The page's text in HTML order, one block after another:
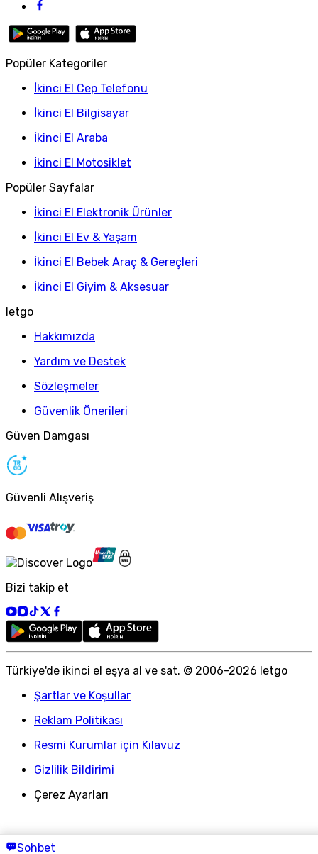
Sohbet
Popüler Kategoriler
İkinci El Cep Telefonu
İkinci El Bilgisayar
İkinci El Araba
İkinci El Motosiklet
Popüler Sayfalar
İkinci El Elektronik Ürünler
İkinci El Ev & Yaşam
İkinci El Bebek Araç & Gereçleri
İkinci El Giyim & Aksesuar
letgo
Hakkımızda
Yardım ve Destek
Sözleşmeler
Güvenlik Önerileri
Güven Damgası
Güvenli Alışveriş
Bizi takip et
Türkiye'de ikinci el eşya al ve sat. © 2006-2026 letgo
Şartlar ve Koşullar
Reklam Politikası
Resmi Kurumlar için Kılavuz
Gizlilik Bildirimi
Çerez Ayarları